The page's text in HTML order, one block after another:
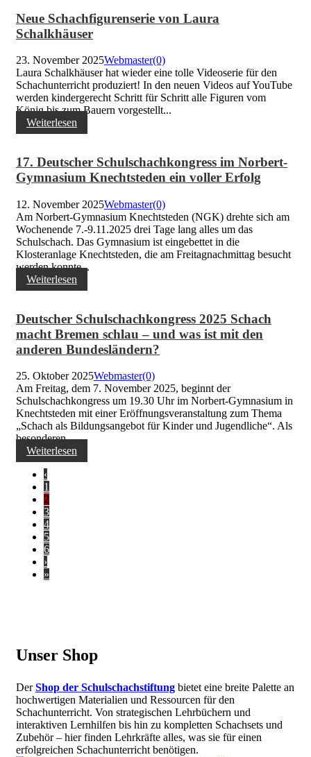
Neue Schachfigurenserie von Laura
Schalkhäuser
23. November 2025Webmaster(0)
Laura Schalkhäuser hat wieder eine tolle Videoserie für den
Schachunterricht produziert! In den neuen Videos auf YouTube
werden kindergerecht Schritt für Schritt alle Figuren vom
König bis zum Bauern vorgestellt...
Weiterlesen
17. Deutscher Schulschachkongress im Norbert-
Gymnasium Knechtsteden ein voller Erfolg
12. November 2025Webmaster(0)
Am Norbert-Gymnasium Knechtsteden (NGK) drehte sich am
Wochenende 7.-9.11.2025 drei Tage lang alles um das
Schulschach. Das Gymnasium ist eingebettet in die
Klosteranlage Knechtsteden, die am Freitagnachmittag besucht
werden konnte...
Weiterlesen
Deutscher Schulschachkongress 2025 Schach
macht Bremen schlau – und was ist mit den
anderen Bundesländern?
25. Oktober 2025Webmaster(0)
Am Freitag, dem 7. November 2025, beginnt der
Schulschachkongress um 19.30 Uhr im Norbert-Gymnasium in
Knechtsteden mit einer Eröffnungsveranstaltung zum Thema
„Schach als Bildungsangebot für Kinder und Jugendliche“. Als
besonderen...
Weiterlesen
‹
1
2
3
4
5
6
›
»
Unser Shop
DerShop der Schulschachstiftung bietet eine breite Palette an
hochwertigen Materialien und Ressourcen für den
Schachunterricht. Von strategischen Lehrbüchern und
interaktiven Lernhilfen bis hin zu kompletten Schachsets und
Zubehör – hier finden Lehrkräfte alles, was sie für einen
erfolgreichen Schachunterricht benötigen.